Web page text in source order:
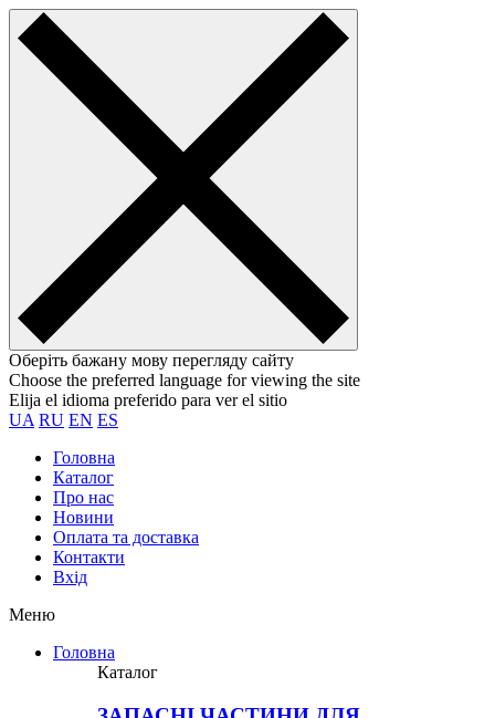
Оберіть бажану мову перегляду сайту
Choose the preferred language for viewing the site
Elija el idioma preferido para ver el sitio
UA RU EN ES
Головна
Каталог
Про нас
Новини
Оплата та доставка
Контакти
Вхiд
Меню
Головна
Каталог